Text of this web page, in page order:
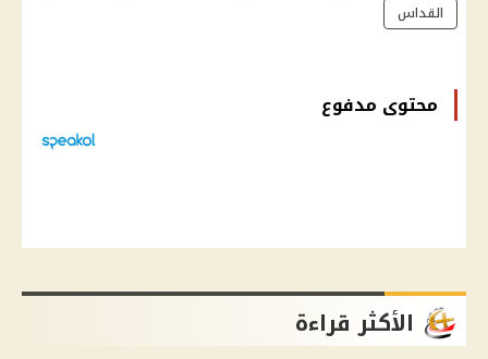
القداس
محتوى مدفوع
الأكثر قراءة